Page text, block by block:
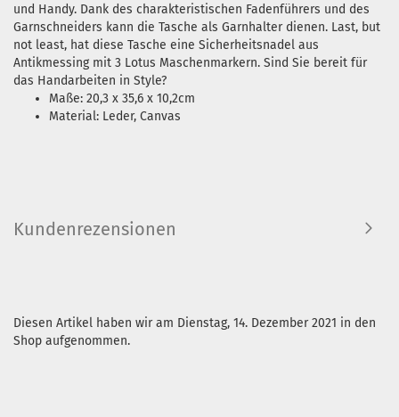
und Handy. Dank des charakteristischen Fadenführers und des
Garnschneiders kann die Tasche als Garnhalter dienen. Last, but
not least, hat diese Tasche eine Sicherheitsnadel aus
Antikmessing mit 3 Lotus Maschenmarkern. Sind Sie bereit für
das Handarbeiten in Style?
Maße: 20,3 x 35,6 x 10,2cm
Material: Leder, Canvas
Kundenrezensionen
Diesen Artikel haben wir am Dienstag, 14. Dezember 2021 in den
Shop aufgenommen.